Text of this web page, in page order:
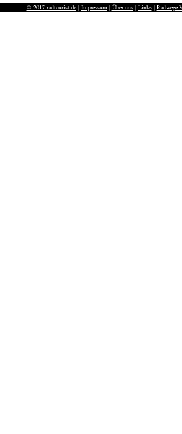
© 2017 radtourist.de| Impressum| Über uns| Links| Radwege-